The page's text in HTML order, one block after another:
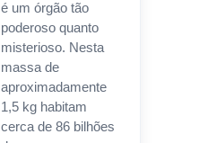
é um órgão tão
poderoso quanto
misterioso. Nesta
massa de
aproximadamente
1,5 kg habitam
cerca de 86 bilhões